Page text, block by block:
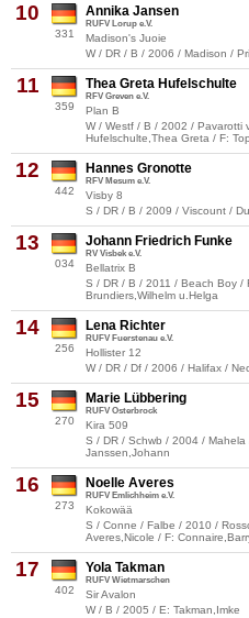
10
331
Annika Jansen
RUFV Lorup e.V.
Madison's Juoie
W / DR / B / 2006 / Madison /
11
359
Thea Greta Hufelschulte
RFV Greven e.V.
Plan B
W / Westf / B / 2002 / Pavarotti
Hufelschulte,Thea Greta / F:
12
442
Hannes Gronotte
RFV Mesum e.V.
Visby 8
S / DR / B / 2009 / Viscount /
13
034
Johann Friedrich Funke
RV Visbek e.V.
Bellatrix B
S / DR / B / 2011 / Beach Boy /
Brundiers,Wilhelm u.Helga
14
256
Lena Richter
RUFV Fuerstenau e.V.
Hollister 12
W / DR / Df / 2006 / Halifax /
15
270
Marie Lübbering
RUFV Osterbrock
Kira 509
S / DR / Schwb / 2004 /
Janssen,Johann
16
273
Noelle Averes
RUFV Emlichheim e.V.
Kokowää
S / Conne / Falbe / 2010 /
Averes,Nicole / F:
17
402
Yola Takman
RUFV Wietmarschen
Sir Avalon
W / B / 2005 / E: Takman,Imke